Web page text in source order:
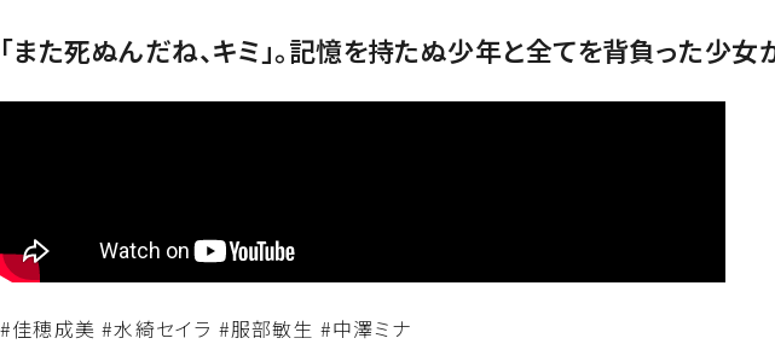
「また死ぬんだね、キミ」。記憶を持たぬ少年と全てを背負った少
#佳穂成美 #水綺セイラ #服部敏生 #中澤ミナ